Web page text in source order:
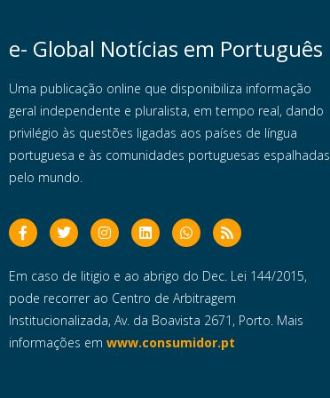
e- Global Notícias em Português
Uma publicação online que disponibiliza informação
geral independente e pluralista, em tempo real, dando
privilégio às questões ligadas aos países de língua
portuguesa e às comunidades portuguesas espalhadas
pelo mundo.
Em caso de litigio e ao abrigo do Dec. Lei 144/2015,
pode recorrer ao Centro de Arbitragem
Institucionalizada, Av. da Boavista 2671, Porto. Mais
informações em www.consumidor.pt